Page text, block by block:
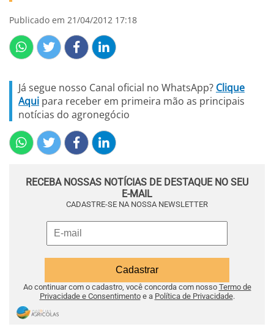
Publicado em 21/04/2012 17:18
Já segue nosso Canal oficial no WhatsApp? Clique
Aqui para receber em primeira mão as principais
notícias do agronegócio
RECEBA NOSSAS NOTÍCIAS DE DESTAQUE NO SEU
E-MAIL
CADASTRE-SE NA NOSSA NEWSLETTER
Ao continuar com o cadastro, você concorda com nosso Termo de
Privacidade e Consentimentoe a Política de Privacidade.